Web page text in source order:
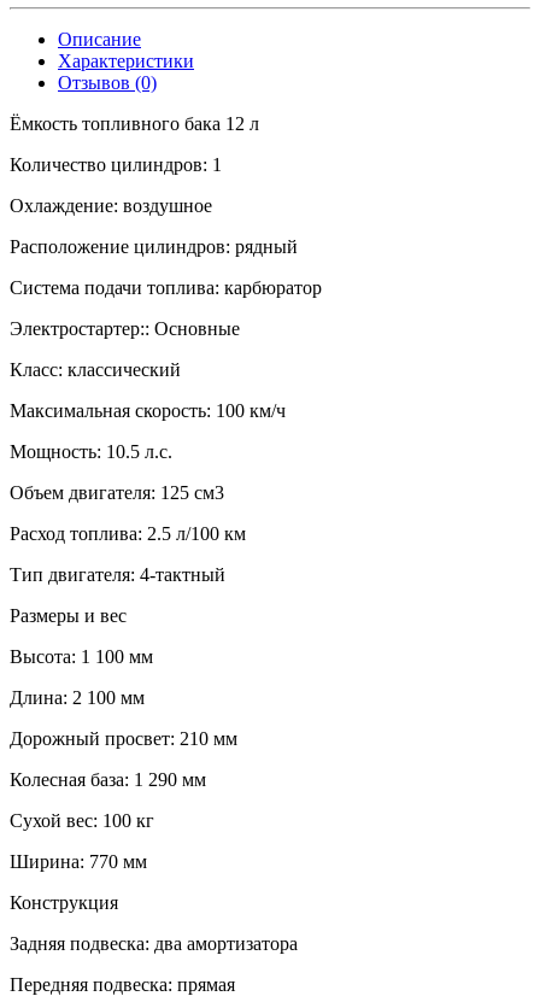
Описание
Характеристики
Отзывов (0)
Ёмкость топливного бака 12 л
Количество цилиндров: 1
Охлаждение: воздушное
Расположение цилиндров: рядный
Система подачи топлива: карбюратор
Электростартер:: Основные
Класс: классический
Максимальная скорость: 100 км/ч
Мощность: 10.5 л.с.
Объем двигателя: 125 см3
Расход топлива: 2.5 л/100 км
Тип двигателя: 4-тактный
Размеры и вес
Высота: 1 100 мм
Длина: 2 100 мм
Дорожный просвет: 210 мм
Колесная база: 1 290 мм
Сухой вес: 100 кг
Ширина: 770 мм
Конструкция
Задняя подвеска: два амортизатора
Передняя подвеска: прямая